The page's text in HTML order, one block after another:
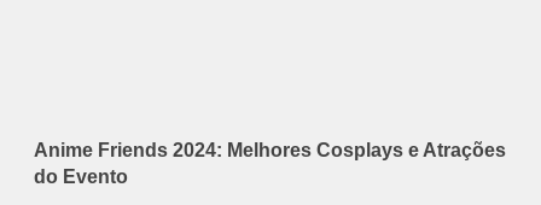
Anime Friends 2024: Melhores Cosplays e Atrações
do Evento